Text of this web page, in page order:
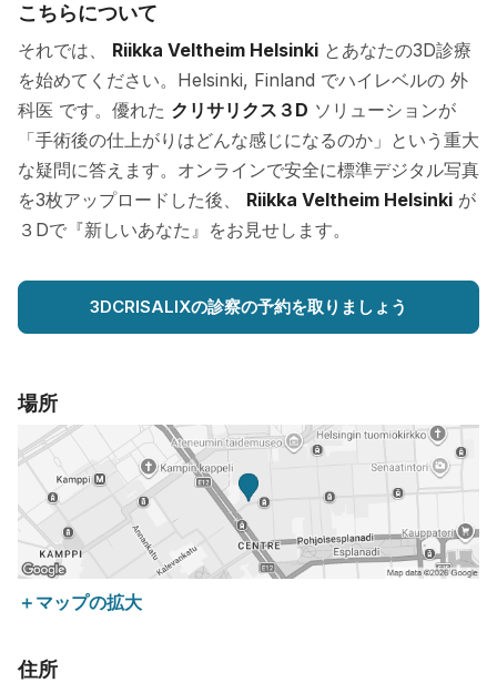
こちらについて
それでは、 Riikka Veltheim Helsinki とあなたの3D診療
を始めてください。Helsinki, Finland でハイレベルの 外
科医 です。優れた クリサリクス３D ソリューションが
「手術後の仕上がりはどんな感じになるのか」という重大
な疑問に答えます。オンラインで安全に標準デジタル写真
を3枚アップロードした後、 Riikka Veltheim Helsinki が
３Dで『新しいあなた』をお見せします。
3DCRISALIXの診察の予約を取りましょう
場所
＋マップの拡大
住所